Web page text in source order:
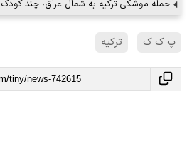
حمله موشکی ترکیه به شمال عراق، چند کودک
پ ک ک ترکیه